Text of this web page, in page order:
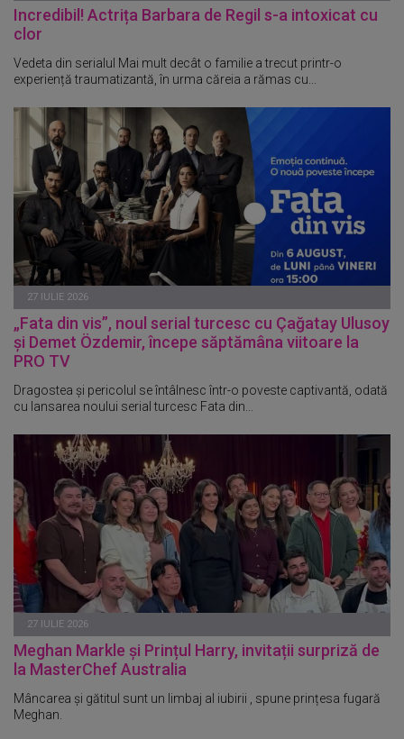
Incredibil! Actrița Barbara de Regil s-a intoxicat cu
clor
Vedeta din serialul Mai mult decât o familie a trecut printr-o
experiență traumatizantă, în urma căreia a rămas cu...
27 IULIE 2026
„Fata din vis”, noul serial turcesc cu Çağatay Ulusoy
și Demet Özdemir, începe săptămâna viitoare la
PRO TV
Dragostea și pericolul se întâlnesc într-o poveste captivantă, odată
cu lansarea noului serial turcesc Fata din...
27 IULIE 2026
Meghan Markle și Prințul Harry, invitații surpriză de
la MasterChef Australia
Mâncarea și gătitul sunt un limbaj al iubirii , spune prințesa fugară
Meghan.